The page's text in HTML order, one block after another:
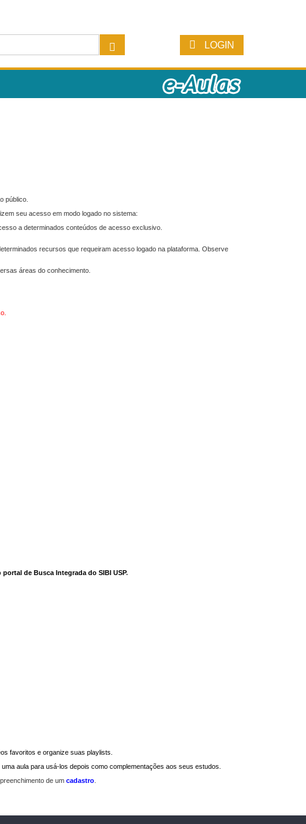
LOGIN
público.
seu acesso em modo logado no sistema:
a determinados conteúdos de acesso exclusivo.
recursos que requeiram acesso logado na plataforma. Observe
áreas do conhecimento.
portal de Busca Integrada do SIBI USP.
favoritos e organize suas playlists.
aula para usá-los depois como complementações aos seus estudos.
de um cadastro